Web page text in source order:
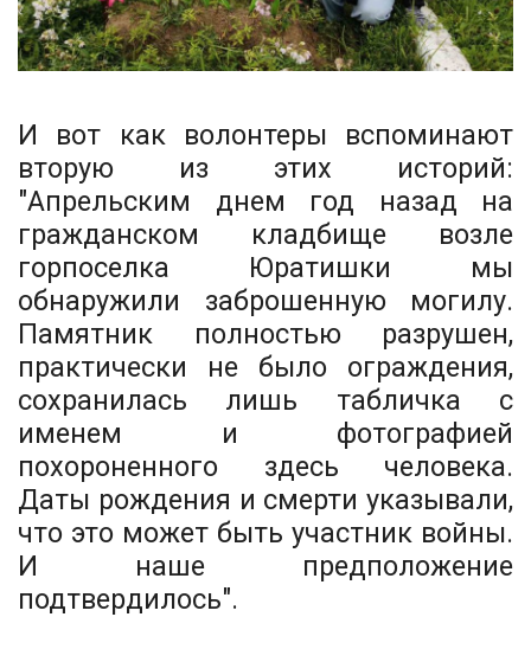
И вот как волонтеры вспоминают
вторую из этих историй:
"Апрельским днем год назад на
гражданском кладбище возле
горпоселка Юратишки мы
обнаружили заброшенную могилу.
Памятник полностью разрушен,
практически не было ограждения,
сохранилась лишь табличка с
именем и фотографией
похороненного здесь человека.
Даты рождения и смерти указывали,
что это может быть участник войны.
И наше предположение
подтвердилось".